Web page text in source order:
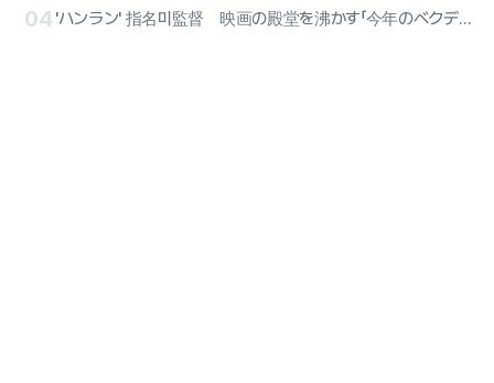
04 'ハンラン' 指名미監督 映画の殿堂を沸かす「今年のベクデルエイリアン」部門に選定